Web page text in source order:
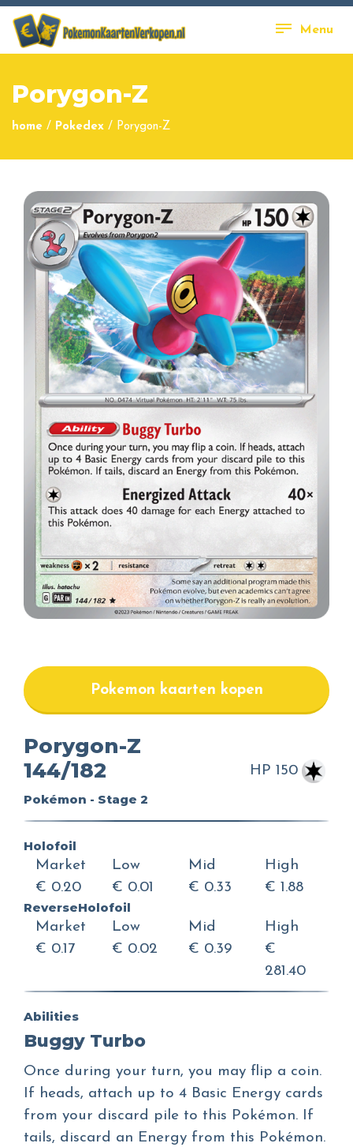
Menu
Porygon-Z
home / Pokedex / Porygon-Z
Pokemon kaarten kopen
Porygon-Z
144/182
Pokémon - Stage 2
HP 150
Holofoil
Market
€ 0.20
Low
€ 0.01
Mid
€ 0.33
High
€ 1.88
ReverseHolofoil
Market
€ 0.17
Low
€ 0.02
Mid
€ 0.39
High
€
281.40
Abilities
Buggy Turbo
Once during your turn, you may flip a coin.
If heads, attach up to 4 Basic Energy cards
from your discard pile to this Pokémon. If
tails, discard an Energy from this Pokémon.